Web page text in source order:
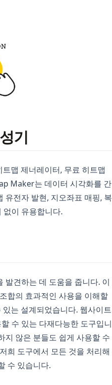
기
맵 제너레이터, 무료 히트맵
Maker는 데이터 시각화를 간
유전자 발현, 지오좌표 매핑, 복
없이 유용합니다.
견하는 데 도움을 줍니다. 이
합의 효과적인 사용을 이해할
는 설계되었습니다. 웹사이트
수 있는 다재다능한 도구입니
지 않은 분들도 쉽게 사용할 수
희 도구에서 모든 것을 처리해
수 있습니다.